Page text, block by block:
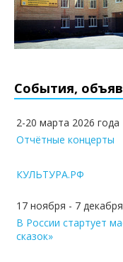
События,
2-20 марта 2026 года
Отчётные концерты
КУЛЬТУРА.РФ
17 ноября - 7
В России стартует
сказок»